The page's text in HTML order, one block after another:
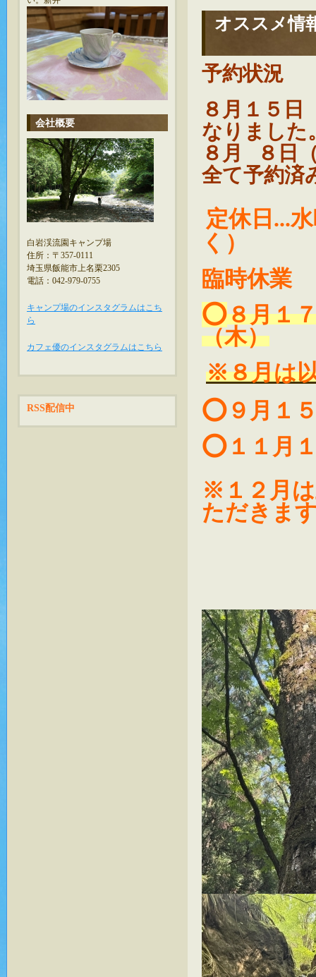
会社概要
白岩渓流園キャンプ場
住所：〒357-0111
埼玉県飯能市上名栗2305
電話：042-979-0755
キャンプ場のインスタグラムはこち
ら
カフェ優のインスタグラムはこちら
RSS配信中
オススメ情
予約状況
８月１５日
なりました
８月 ８日
全て予約済
定休日...
く）
臨時休業
⭕️８月１
（木）
※８月は
⭕️９月１
⭕️１１月
※１２月
ただきま